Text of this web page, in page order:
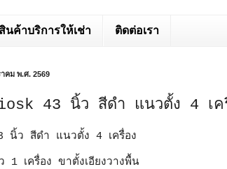
นค้าบริการให้เช่า ติดต่อเรา
คม พ.ศ. 2569
43 นิ้ว สีดำ แนวตั้ง 4 เค
นิ้ว สีดำ แนวตั้ง 4 เครื่อง
1 เครื่อง ขาตั้งเอียงวางพื้น